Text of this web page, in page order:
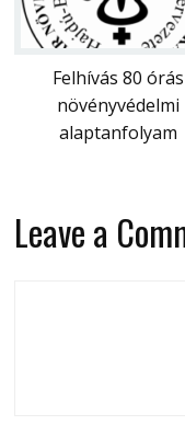
Felhívás 80 órás
növényvédelmi
alaptanfolyam
Leave a